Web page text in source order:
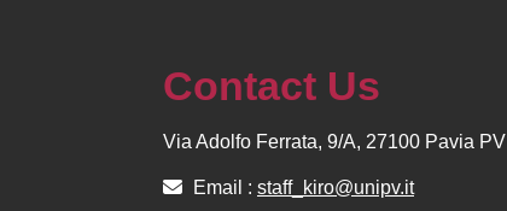
Contact Us
Via Adolfo Ferrata, 9/A, 27100 Pavia PV
Email : staff_kiro@unipv.it